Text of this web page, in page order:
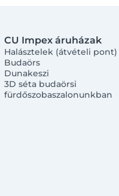
CU Impex áruházak
Halásztelek (átvételi pont)
Budaörs
Dunakeszi
3D séta budaörsi
fürdőszobaszalonunkban